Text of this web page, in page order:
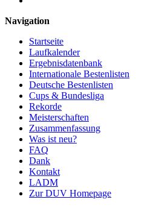
Navigation
Startseite
Laufkalender
Ergebnisdatenbank
Internationale Bestenlisten
Deutsche Bestenlisten
Cups & Bundesliga
Rekorde
Meisterschaften
Zusammenfassung
Was ist neu?
FAQ
Dank
Kontakt
LADM
Zur DUV Homepage